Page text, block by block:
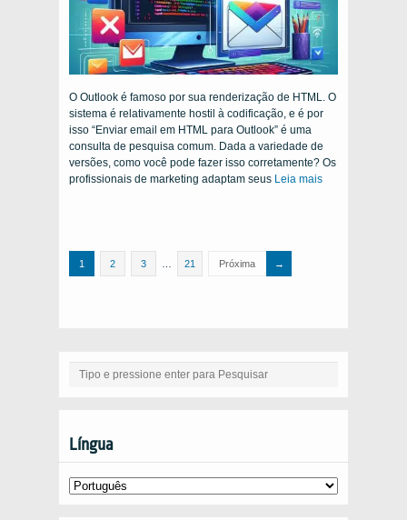
O Outlook é famoso por sua renderização de HTML. O
sistema é relativamente hostil à codificação, e é por
isso “Enviar email em HTML para Outlook” é uma
consulta de pesquisa comum. Dada a variedade de
versões, como você pode fazer isso corretamente? Os
profissionais de marketing adaptam seus Leia mais
1 2 3 21 Próxima
Língua